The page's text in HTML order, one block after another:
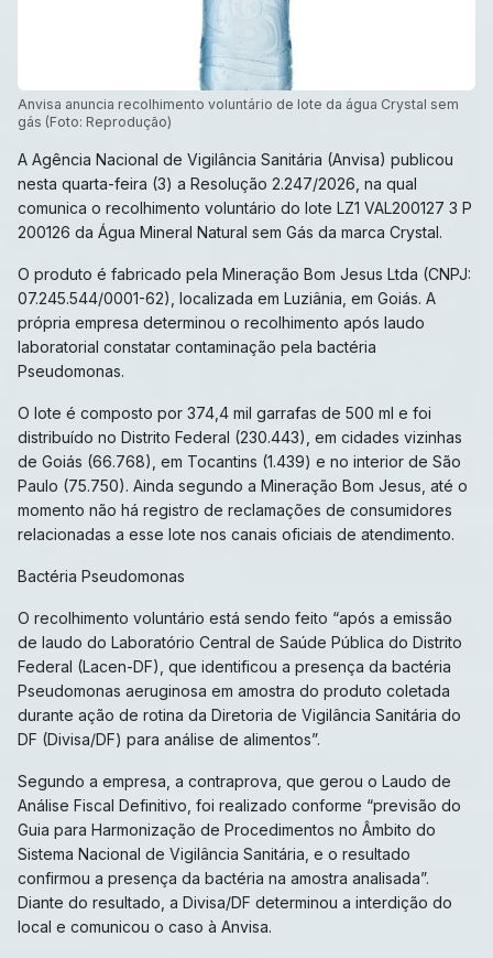
Anvisa anuncia recolhimento voluntário de lote da água Crystal sem
gás (Foto: Reprodução)
A Agência Nacional de Vigilância Sanitária (Anvisa) publicou
nesta quarta-feira (3) a Resolução 2.247/2026, na qual
comunica o recolhimento voluntário do lote LZ1 VAL200127 3 P
200126 da Água Mineral Natural sem Gás da marca Crystal.
O produto é fabricado pela Mineração Bom Jesus Ltda (CNPJ:
07.245.544/0001-62), localizada em Luziânia, em Goiás. A
própria empresa determinou o recolhimento após laudo
laboratorial constatar contaminação pela bactéria
Pseudomonas.
O lote é composto por 374,4 mil garrafas de 500 ml e foi
distribuído no Distrito Federal (230.443), em cidades vizinhas
de Goiás (66.768), em Tocantins (1.439) e no interior de São
Paulo (75.750). Ainda segundo a Mineração Bom Jesus, até o
momento não há registro de reclamações de consumidores
relacionadas a esse lote nos canais oficiais de atendimento.
Bactéria Pseudomonas
O recolhimento voluntário está sendo feito “após a emissão
de laudo do Laboratório Central de Saúde Pública do Distrito
Federal (Lacen-DF), que identificou a presença da bactéria
Pseudomonas aeruginosa em amostra do produto coletada
durante ação de rotina da Diretoria de Vigilância Sanitária do
DF (Divisa/DF) para análise de alimentos”.
Segundo a empresa, a contraprova, que gerou o Laudo de
Análise Fiscal Definitivo, foi realizado conforme “previsão do
Guia para Harmonização de Procedimentos no Âmbito do
Sistema Nacional de Vigilância Sanitária, e o resultado
confirmou a presença da bactéria na amostra analisada”.
Diante do resultado, a Divisa/DF determinou a interdição do
local e comunicou o caso à Anvisa.